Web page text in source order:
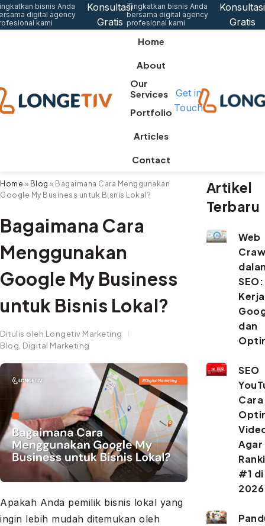
bisnis Anda
digital agency
kami
Konsultasi
Gratis
Tingkatkan bisnis Anda
bersama digital agency
profesional kami
Konsultasi
Gratis
Home
About
Our
Services
Portfolio
Articles
Contact
Get in
Touch
Home » Blog » Bagaimana Cara Menggunakan
Google My Business untuk Bisnis Lokal?
Bagaimana Cara
Menggunakan
Google My Business
untuk Bisnis Lokal?
Ditulis oleh Longetiv Marketing
Blog Digital Marketing
Apakah Anda pemilik bisnis lokal yang
ingin lebih mudah ditemukan oleh
Artikel
Terbaru
Web
Kerja
dan
SEO
Cara
Agar
#1 di
2026